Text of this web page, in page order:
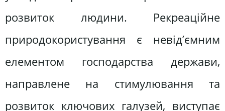
розвиток людини. Рекреаційне
природокористування є невід’ємним
елементом господарства держави,
направлене на стимулювання та
розвиток ключових галузей, виступає